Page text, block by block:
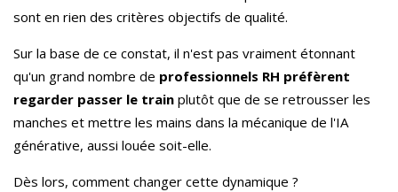
sont en rien des critères objectifs de qualité.
Sur la base de ce constat, il n'est pas vraiment étonnant
qu'un grand nombre de professionnels RH préfèrent
regarder passer le train plutôt que de se retrousser les
manches et mettre les mains dans la mécanique de l'IA
générative, aussi louée soit-elle.
Dès lors, comment changer cette dynamique ?